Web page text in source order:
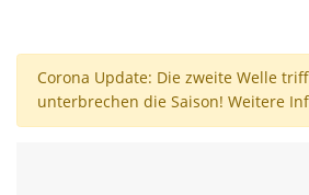
Corona Update: Die zweite Welle
unterbrechen die Saison! Weitere